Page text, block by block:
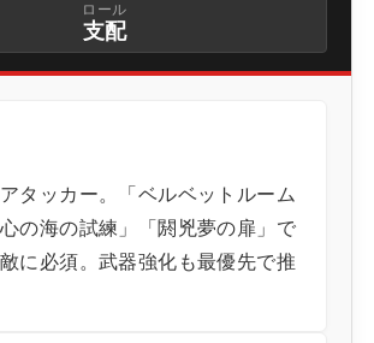
ロール
支配
タッカー。「ベルベットルーム
の海の試練」「閼兇夢の扉」で
に必須。武器強化も最優先で推